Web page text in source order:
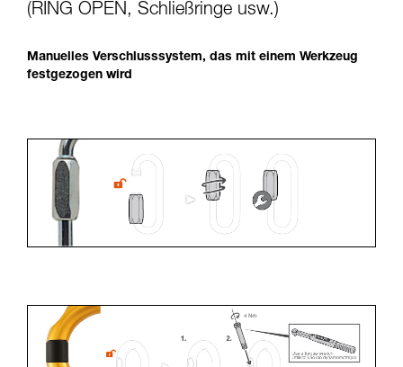
(RING OPEN, Schließringe usw.)
Manuelles Verschlusssystem, das mit einem Werkzeug
festgezogen wird